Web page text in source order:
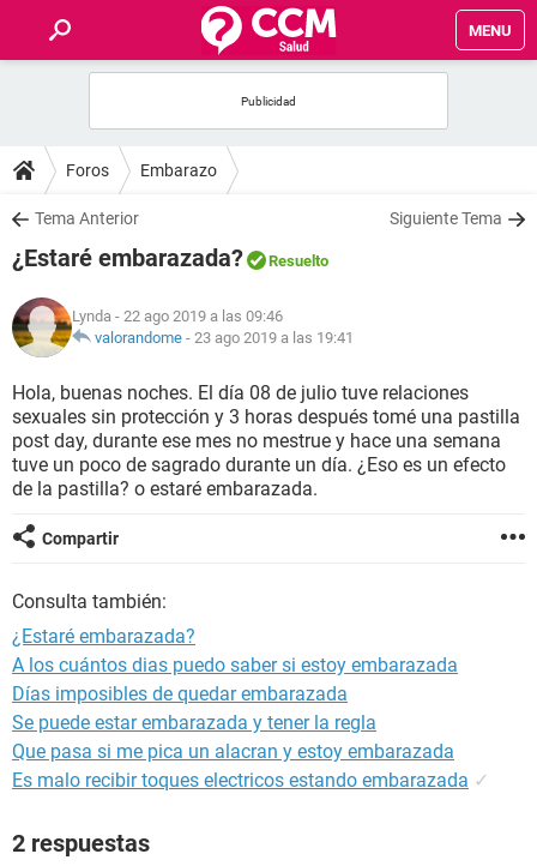
MENU
FOROS
SALUD
FAMILIA
NUTRICIÓN
BIENESTAR
SEXUALIDAD
GLOSARIO
Foros Embarazo
Tema Anterior Siguiente Tema
¿Estaré embarazada? Resuelto
Lynda - 22 ago 2019 a las 09:46
valorandome - 23 ago 2019 a las 19:41
Hola, buenas noches. El día 08 de julio tuve relaciones
sexuales sin protección y 3 horas después tomé una pastilla
post day, durante ese mes no mestrue y hace una semana
tuve un poco de sagrado durante un día. ¿Eso es un efecto
de la pastilla? o estaré embarazada.
Compartir
Consulta también:
¿Estaré embarazada?
A los cuántos dias puedo saber si estoy embarazada
Días imposibles de quedar embarazada
Se puede estar embarazada y tener la regla
Que pasa si me pica un alacran y estoy embarazada
Es malo recibir toques electricos estando embarazada ✓
2 respuestas